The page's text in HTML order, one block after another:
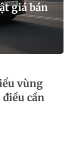
giá bán
vùng
điều cần